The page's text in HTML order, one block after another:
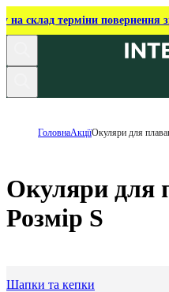
на склад терміни повернення
ГоловнаАкціїОкуляри для
Окуляри для
Розмір S
Шапки та кепки